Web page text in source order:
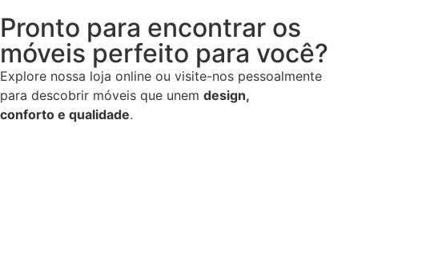
Pronto para encontrar os
móveis perfeito para você?
Explore nossa loja online ou visite-nos pessoalmente
para descobrir móveis que unem design,
conforto e qualidade.